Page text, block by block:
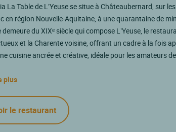
La Table de L’Yeuse se situe à Châteaubernard, sur
en région Nouvelle-Aquitaine, à une quarantaine de
demeure du XIXᵉ siècle qui compose L’Yeuse, le
et la Charente voisine, offrant un cadre à la fois
cuisine ancrée et créative, idéale pour les amateurs
plus
le restaurant